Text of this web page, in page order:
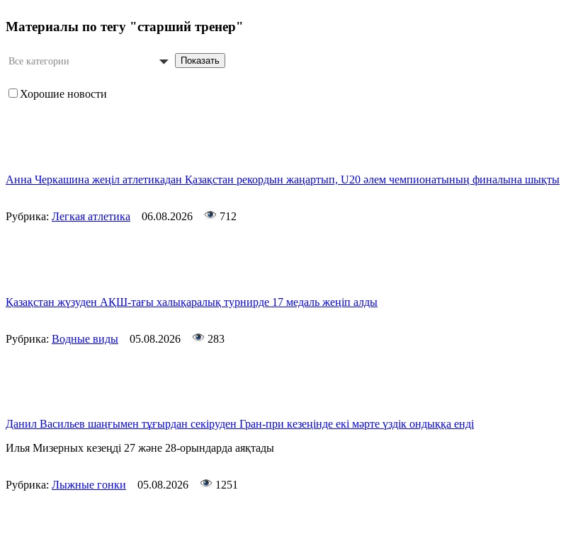
Материалы по тегу "старший тренер"
Все категории Показать
Хорошие новости
Анна Черкашина жеңіл атлетикадан Қазақстан рекордын жаңартып, U20 әлем чемпионатының финалына шықты
Рубрика: Легкая атлетика 06.08.2026 712
Қазақстан жүзуден АҚШ-тағы халықаралық турнирде 17 медаль жеңіп алды
Рубрика: Водные виды 05.08.2026 283
Данил Васильев шаңғымен тұғырдан секіруден Гран-при кезеңінде екі мәрте үздік ондыққа енді
Илья Мизерных кезеңді 27 және 28-орындарда аяқтады
Рубрика: Лыжные гонки 05.08.2026 1251